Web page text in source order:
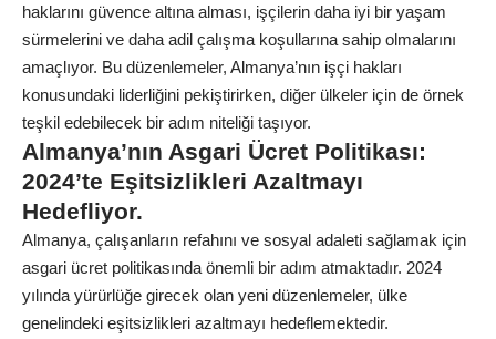
haklarını güvence altına alması, işçilerin daha iyi bir yaşam
sürmelerini ve daha adil çalışma koşullarına sahip olmalarını
amaçlıyor. Bu düzenlemeler, Almanya’nın işçi hakları
konusundaki liderliğini pekiştirirken, diğer ülkeler için de örnek
teşkil edebilecek bir adım niteliği taşıyor.
Almanya’nın Asgari Ücret Politikası:
2024’te Eşitsizlikleri Azaltmayı
Hedefliyor.
Almanya, çalışanların refahını ve sosyal adaleti sağlamak için
asgari ücret politikasında önemli bir adım atmaktadır. 2024
yılında yürürlüğe girecek olan yeni düzenlemeler, ülke
genelindeki eşitsizlikleri azaltmayı hedeflemektedir.